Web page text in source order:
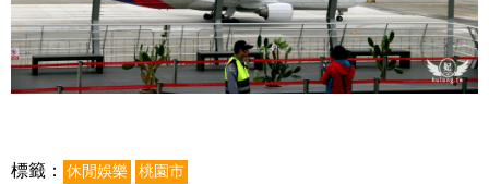
標籤： 休閒娛樂 桃園市